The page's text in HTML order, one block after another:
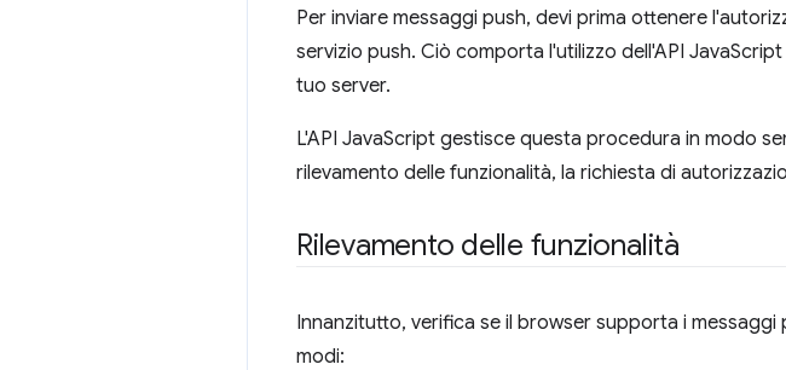
Per inviare messaggi push, devi prima ottenere
servizio push. Ciò comporta l'utilizzo dell'API
tuo server.
L'API JavaScript gestisce questa procedura in modo
rilevamento delle funzionalità, la richiesta di
Rilevamento delle funzionalità
Innanzitutto, verifica se il browser supporta i
modi: